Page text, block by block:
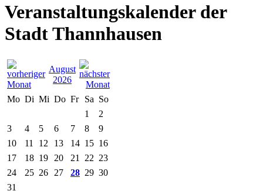
Veranstaltungskalender der
Stadt Thannhausen
August
2026
Mo Di Mi Do Fr Sa So
1
2
3
4 5 6 7 8
9
10
11 12 13 14 15 16
17
18 19 20 21 22 23
24
25 26 27 28 29 30
31